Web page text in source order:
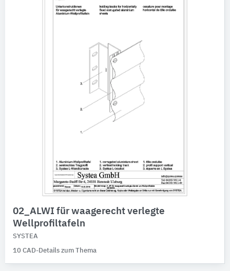
02_ALWI für waagerecht verlegte
Wellprofiltafeln
SYSTEA
10 CAD-Details zum Thema